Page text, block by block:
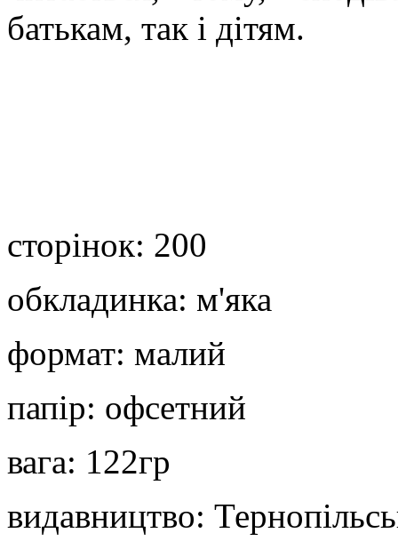
батькам, так і дітям.
сторінок: 200
обкладинка: м'яка
формат: малий
папір: офсетний
вага: 122гр
видавництво: